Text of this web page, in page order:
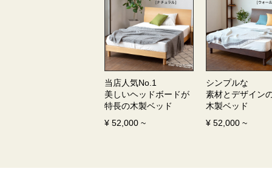
当店人気No.1
美しいヘッドボードが
特長の木製ベッド
¥ 52,000 ~
シンプルな
素材とデザイン
木製ベッド
¥ 52,000 ~